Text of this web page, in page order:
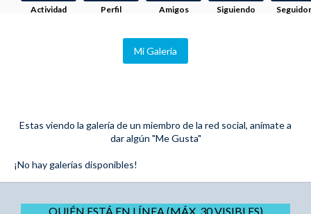
Actividad Perfil Amigos Siguiendo
Mi Galeria
Estas viendo la galería de un miembro de la red social, anímate a
dar algún "Me Gusta"
¡No hay galerías disponibles!
QUIÉN ESTÁ EN LÍNEA (MÁX. 30 VISIBLES)